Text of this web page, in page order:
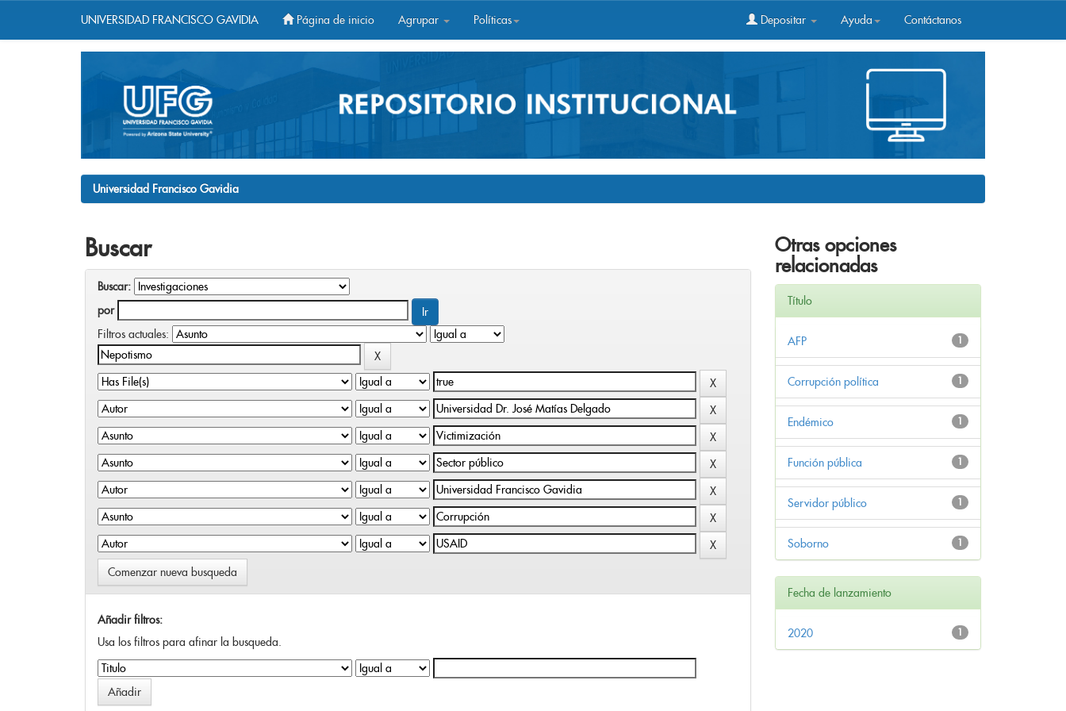
UNIVERSIDAD FRANCISCO GAVIDIA Página de inicio Agrupar Políticas Depositar Ayuda Contáctanos
Universidad Francisco Gavidia
Buscar
Buscar:
por
Filtros actuales:
Comenzar nueva busqueda
Añadir filtros:
Usa los filtros para afinar la busqueda.
Otras opciones
relacionadas
Título
1
AFP
1
Corrupción política
1
Endémico
1
Función pública
1
Servidor público
1
Soborno
Fecha de lanzamiento
1
2020